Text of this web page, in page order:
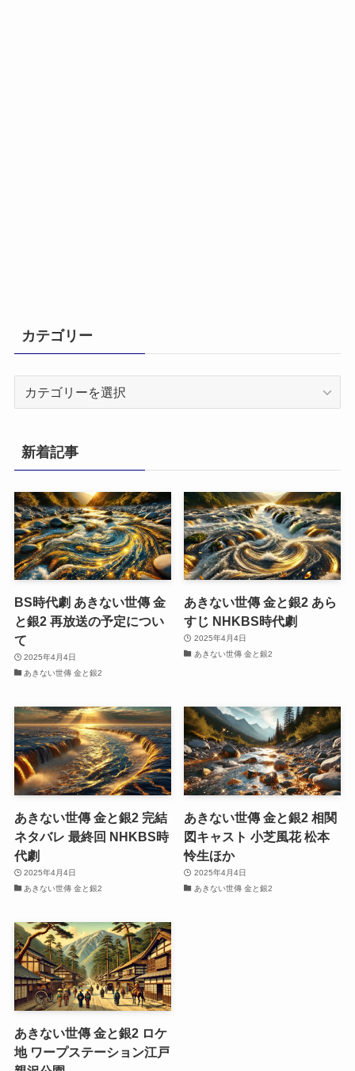
カテゴリー
リ
ー
新着記事
BS時代劇 あきない世傳 金
と銀2 再放送の予定につい
て
2025年4月4日
あきない世傳 金と銀2
あきない世傳 金と銀2 あら
すじ NHKBS時代劇
2025年4月4日
あきない世傳 金と銀2
あきない世傳 金と銀2 完結
ネタバレ 最終回 NHKBS時
代劇
2025年4月4日
あきない世傳 金と銀2
あきない世傳 金と銀2 相関
図キャスト 小芝風花 松本
怜生ほか
2025年4月4日
あきない世傳 金と銀2
あきない世傳 金と銀2 ロケ
地 ワープステーション江戸